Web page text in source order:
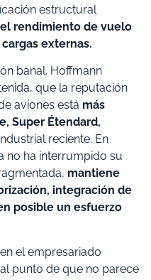
estructural
rendimiento de vuelo
externas.
banal. Hoffmann
que la reputación
aviones está más
Super Étendard,
reciente. En
no ha interrumpido su
mantiene
integración de
posible un esfuerzo
el empresariado
punto de que no parece